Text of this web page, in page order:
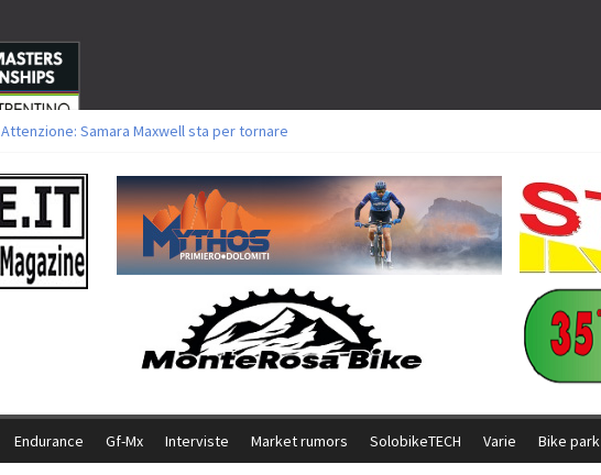
Attenzione: Samara Maxwell sta per tornare
Europei XCO: vittorie per Ghibaudo, Grossmann e Gallis. Signorelli 5^ la migliore tra gli italiani
35ª Marathon Bike della Brianza: l’ultima sfida agonistica di una leggendaria storia
Europei MTB: il Team Relay firma il secondo argento azzurro a Monteceneri
Endurance Gf-Mx Interviste Market rumors SolobikeTECH Varie Bike park